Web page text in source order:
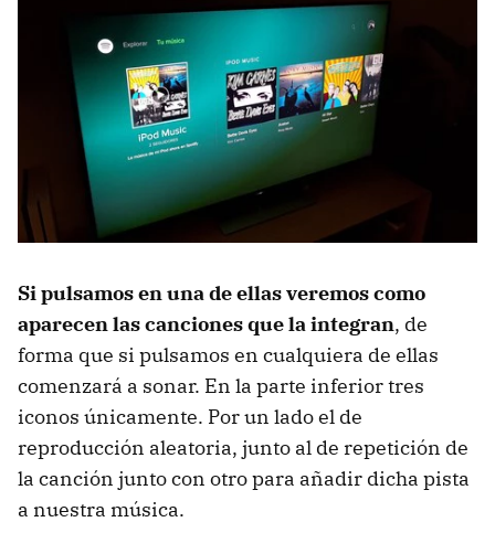
Si pulsamos en una de ellas veremos como
aparecen las canciones que la integran, de
forma que si pulsamos en cualquiera de ellas
comenzará a sonar. En la parte inferior tres
iconos únicamente. Por un lado el de
reproducción aleatoria, junto al de repetición de
la canción junto con otro para añadir dicha pista
a nuestra música.